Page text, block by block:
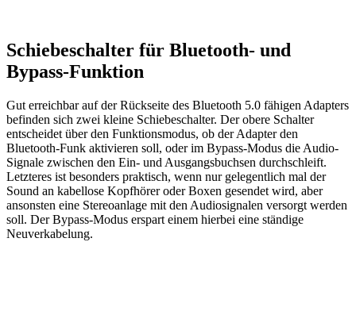
Schiebeschalter für Bluetooth- und
Bypass-Funktion
Gut erreichbar auf der Rückseite des Bluetooth 5.0 fähigen Adapters
befinden sich zwei kleine Schiebeschalter. Der obere Schalter
entscheidet über den Funktionsmodus, ob der Adapter den
Bluetooth-Funk aktivieren soll, oder im Bypass-Modus die Audio-
Signale zwischen den Ein- und Ausgangsbuchsen durchschleift.
Letzteres ist besonders praktisch, wenn nur gelegentlich mal der
Sound an kabellose Kopfhörer oder Boxen gesendet wird, aber
ansonsten eine Stereoanlage mit den Audiosignalen versorgt werden
soll. Der Bypass-Modus erspart einem hierbei eine ständige
Neuverkabelung.